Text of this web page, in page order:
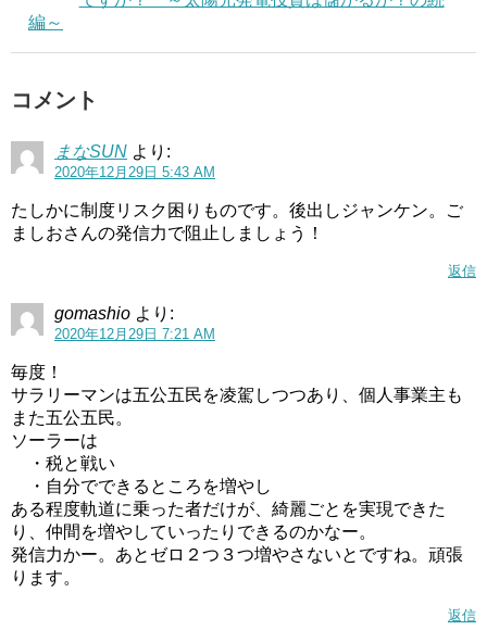
編～
コメント
まなSUN より:
2020年12月29日 5:43 AM
たしかに制度リスク困りものです。後出しジャンケン。ご
ましおさんの発信力で阻止しましょう！
返信
gomashio より:
2020年12月29日 7:21 AM
毎度！
サラリーマンは五公五民を凌駕しつつあり、個人事業主も
また五公五民。
ソーラーは
・税と戦い
・自分でできるところを増やし
ある程度軌道に乗った者だけが、綺麗ごとを実現できた
り、仲間を増やしていったりできるのかなー。
発信力かー。あとゼロ２つ３つ増やさないとですね。頑張
ります。
返信